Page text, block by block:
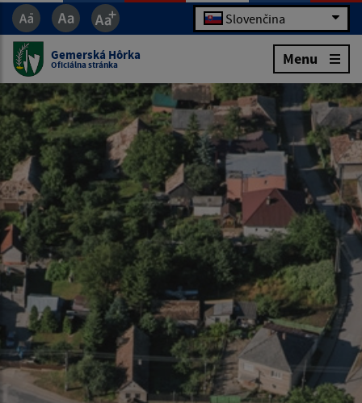
Slovenčina
Gemerská Hôrka
Oficiálna stránka Menu